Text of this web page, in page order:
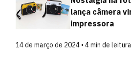
lança câmera
impressora
14 de março de 2024 • 4 min de leitura